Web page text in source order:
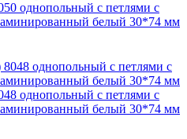
однопольный с петлями с
белый 30*74 мм
однопольный с петлями с
белый 30*74 мм